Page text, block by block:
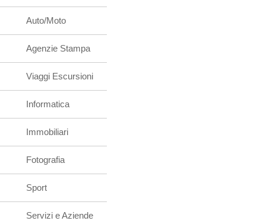
Auto/Moto
Agenzie Stampa
Viaggi Escursioni
Informatica
Immobiliari
Fotografia
Sport
Servizi e Aziende